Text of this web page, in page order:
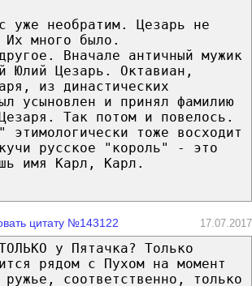
уже необратим. Цезарь не
много было.
Вначале античный мужик
Юлий Цезарь. Октавиан,
из династических
усыновлен и принял фамилию
Так потом и повелось.
этимологически тоже восходит
русское "король" - это
имя Карл, Карл.
цитату №143122 17.07.2017
у Пятачка? Только
рядом с Пухом на момент
ружье, соответственно, только